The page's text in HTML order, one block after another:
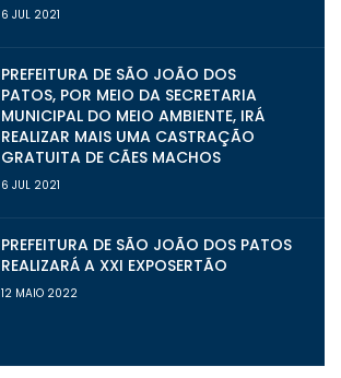
6 JUL 2021
PREFEITURA DE SÃO JOÃO DOS
PATOS, POR MEIO DA SECRETARIA
MUNICIPAL DO MEIO AMBIENTE, IRÁ
REALIZAR MAIS UMA CASTRAÇÃO
GRATUITA DE CÃES MACHOS
6 JUL 2021
PREFEITURA DE SÃO JOÃO DOS PATOS
REALIZARÁ A XXI EXPOSERTÃO
12 MAIO 2022